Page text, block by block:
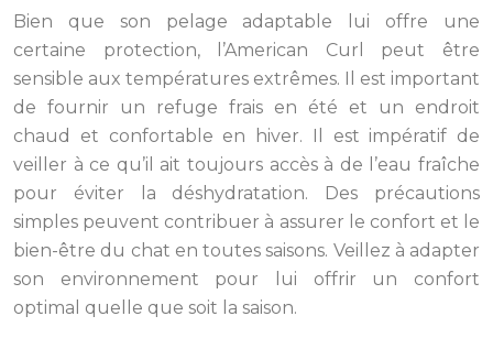
Bien que son pelage adaptable lui offre une
certaine protection, l’American Curl peut être
sensible aux températures extrêmes. Il est important
de fournir un refuge frais en été et un endroit
chaud et confortable en hiver. Il est impératif de
veiller à ce qu’il ait toujours accès à de l’eau fraîche
pour éviter la déshydratation. Des précautions
simples peuvent contribuer à assurer le confort et le
bien-être du chat en toutes saisons. Veillez à adapter
son environnement pour lui offrir un confort
optimal quelle que soit la saison.